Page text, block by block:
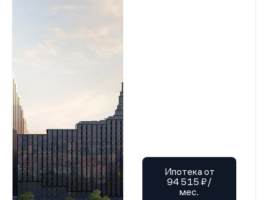
Ипотека от
94 515 ₽/
мес.